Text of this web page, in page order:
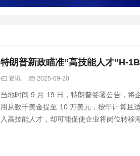
特朗普新政瞄准“高技能人才”H-
资讯 2025-09-20
当地时间 9 月 19 日，特朗普签署公告，将
用从数千美金提至 10 万美元，按年计算且
入高技能人才，却可能促使企业将岗位转移